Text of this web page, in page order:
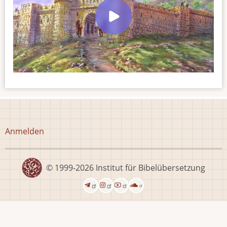
Benutzermenü
Anmelden
© 1999-2026 Institut für Bibelübersetzung